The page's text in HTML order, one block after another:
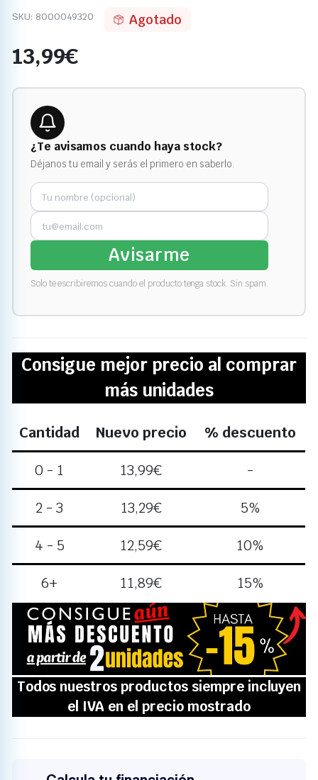
SKU: 8000049320 Agotado
13,99€
¿Te avisamos cuando haya stock?
Déjanos tu email y serás el primero en saberlo.
Avisarme
Solo te escribiremos cuando el producto tenga stock. Sin spam.
Consigue mejor precio al comprar
más unidades
Cantidad Nuevo precio % descuento
0 - 1 13,99€ -
2 - 3 13,29€ 5%
4 - 5 12,59€ 10%
6+ 11,89€ 15%